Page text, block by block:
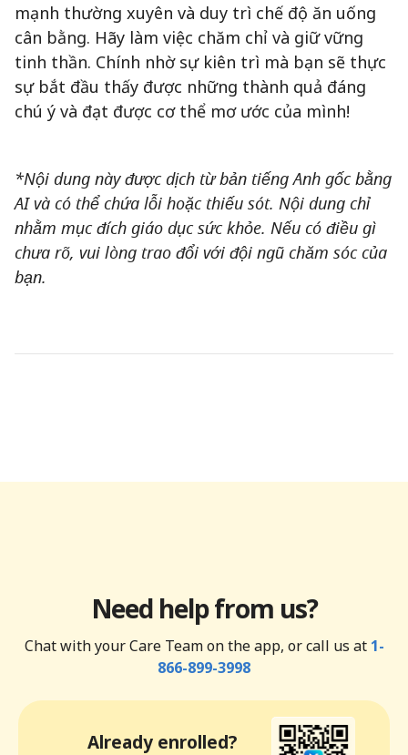
mạnh thường xuyên và duy trì chế độ ăn uống
cân bằng. Hãy làm việc chăm chỉ và giữ vững
tinh thần. Chính nhờ sự kiên trì mà bạn sẽ thực
sự bắt đầu thấy được những thành quả đáng
chú ý và đạt được cơ thể mơ ước của mình!
*Nội dung này được dịch từ bản tiếng Anh gốc bằng
AI và có thể chứa lỗi hoặc thiếu sót. Nội dung chỉ
nhằm mục đích giáo dục sức khỏe. Nếu có điều gì
chưa rõ, vui lòng trao đổi với đội ngũ chăm sóc của
bạn.
Need help from us?
Chat with your Care Team on the app, or call us at 1-
866-899-3998
Already enrolled?